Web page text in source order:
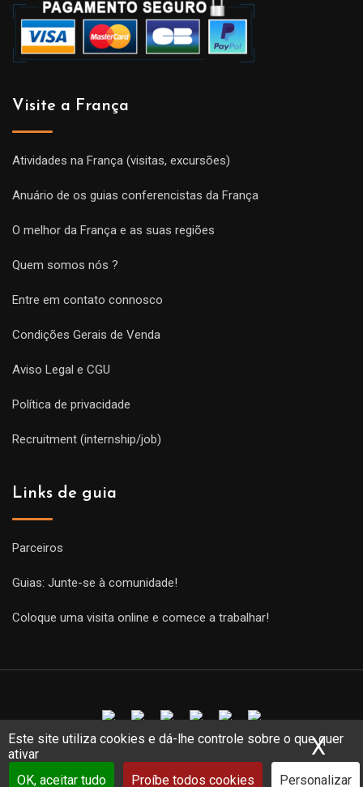
Este site utiliza cookies e dá-lhe controle sobre o que quer
ativar
OK, aceitar tudo
Proíbe todos cookies Personalizar
X
Visite a França
Atividades na França (visitas, excursões)
Anuário de os guias conferencistas da França
O melhor da França e as suas regiões
Quem somos nós ?
Entre em contato connosco
Condições Gerais de Venda
Aviso Legal e CGU
Política de privacidade
Recruitment (internship/job)
Links de guia
Parceiros
Guias: Junte-se à comunidade!
Coloque uma visita online e comece a trabalhar!
Copyright Guides 2021. Tous droits réservés.
Développement